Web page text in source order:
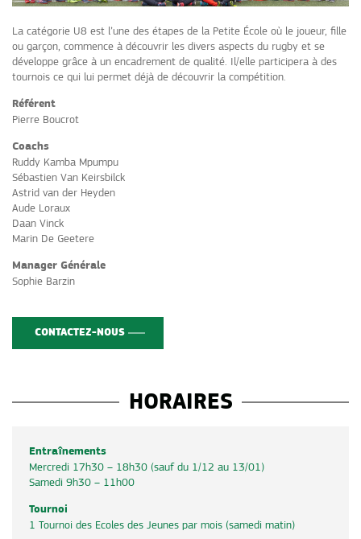
La catégorie U8 est l’une des étapes de la Petite École où le joueur, fille
ou garçon, commence à découvrir les divers aspects du rugby et se
développe grâce à un encadrement de qualité. Il/elle participera à des
tournois ce qui lui permet déjà de découvrir la compétition.
Référent
Pierre Boucrot
Coachs
Ruddy Kamba Mpumpu
Sébastien Van Keirsbilck
Astrid van der Heyden
Aude Loraux
Daan Vinck
Marin De Geetere
Manager Générale
Sophie Barzin
CONTACTEZ-NOUS
HORAIRES
Entraînements
Mercredi 17h30 – 18h30 (sauf du 1/12 au 13/01)
Samedi 9h30 – 11h00
Tournoi
1 Tournoi des Ecoles des Jeunes par mois (samedi matin)